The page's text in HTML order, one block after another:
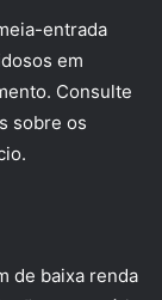
entrada
em
Consulte
sobre os
de baixa renda